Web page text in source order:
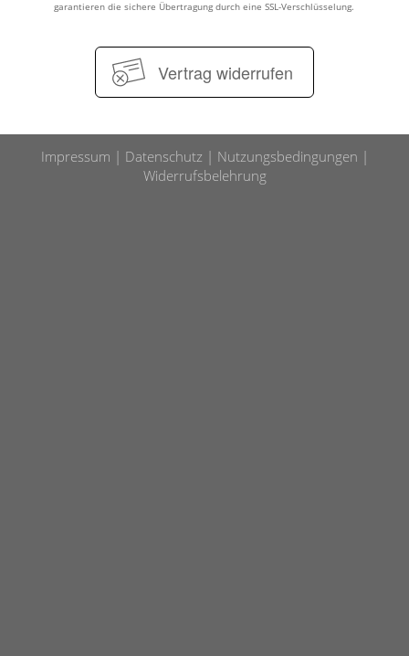
garantieren die sichere Übertragung durch eine SSL-Verschlüsselung.
Vertrag widerrufen
Impressum Datenschutz
Nutzungsbedingungen
Widerrufsbelehrung